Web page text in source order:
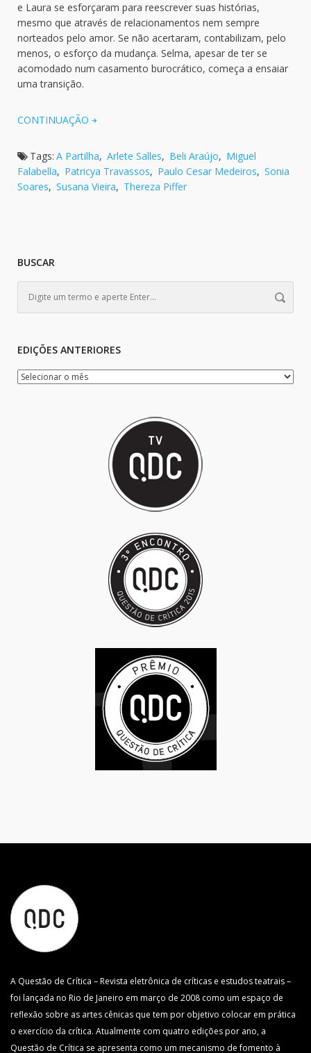
e Laura se esforçaram para reescrever suas histórias,
mesmo que através de relacionamentos nem sempre
norteados pelo amor. Se não acertaram, contabilizam, pelo
menos, o esforço da mudança. Selma, apesar de ter se
acomodado num casamento burocrático, começa a ensaiar
uma transição.
CONTINUAÇÃO
Tags: A Partilha, Arlete Salles, Beli Araújo, Miguel
Falabella, Patricya Travassos, Paulo Cesar Medeiros, Sonia
Soares, Susana Vieira, Thereza Piffer
BUSCAR
EDIÇÕES ANTERIORES
A Questão de Crítica – Revista eletrônica de críticas e estudos teatrais –
foi lançada no Rio de Janeiro em março de 2008 como um espaço de
reflexão sobre as artes cênicas que tem por objetivo colocar em prática
o exercício da crítica. Atualmente com quatro edições por ano, a
Questão de Crítica se apresenta como um mecanismo de fomento à